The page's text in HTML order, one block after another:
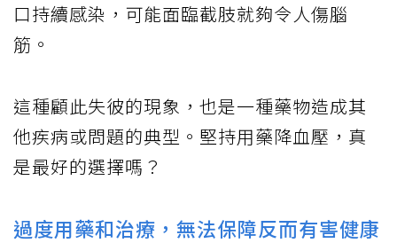
口持續感染，可能面臨截肢就夠令人傷腦
筋。
這種顧此失彼的現象，也是一種藥物造成其
他疾病或問題的典型。堅持用藥降血壓，真
是最好的選擇嗎？
過度用藥和治療，無法保障反而有害健康